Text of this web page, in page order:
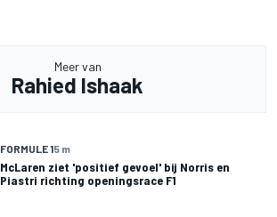
Meer van
Rahied Ishaak
FORMULE 15 m
McLaren ziet 'positief gevoel' bij Norris en
Piastri richting openingsrace F1